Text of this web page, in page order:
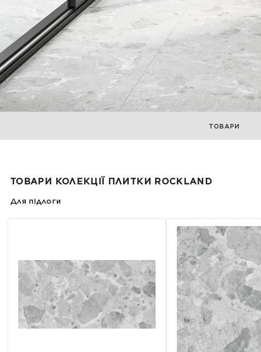
ТОВАРИ
ТОВАРИ КОЛЕКЦІЇ ПЛИТКИ ROCKLAND
Для підлоги